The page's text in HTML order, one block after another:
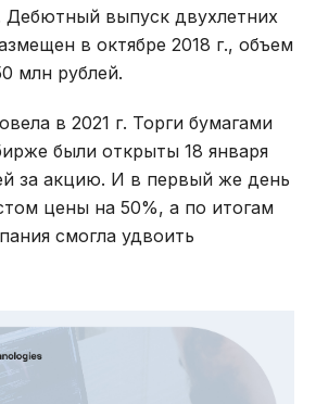
Дебютный выпуск двухлетних
в октябре 2018 г., объем
млн рублей.
в 2021 г. Торги бумагами
были открыты 18 января
за акцию. И в первый же день
цены на 50%, а по итогам
смогла удвоить